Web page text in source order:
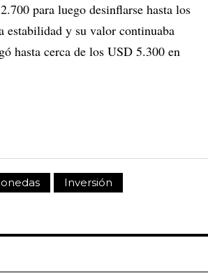
para luego desinflarse hasta los
y su valor continuaba
hasta cerca de los USD 5.300 en
Inversión